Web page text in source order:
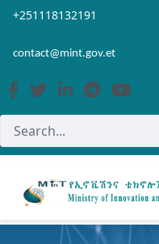
Skip to Main Content
Open Accessibility Menu
+251118132191
contact@mint.gov.et